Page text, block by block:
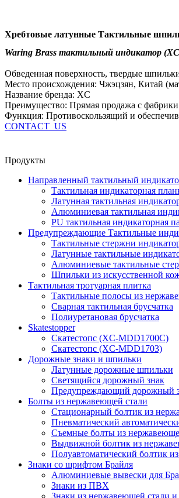
Хребтовые латунные Тактильные
Waring Brass тактильный индикатор
Обведенная поверхность, твердые
Место происхождения: Чжэцзян, Китай
Название бренда: XC
Преимущество: Прямая продажа с фабрики
Функция: Противоскользящий и
CONTACT_US
Продукты
Направленный тактильный
Тактильная индикаторная
Латунная тактильная
Алюминиевая тактильная
PU тактильная индикаторная
Предупреждающие Тактильные
Тактильные стержни
Латунные тактильные
Алюминиевые тактильные
Шпильки из искусственной
Тактильная тротуарная плитка
Тактильные полосы из
Сварная тактильная брусчатка
Полиуретановая брусчатка
Skatestopper
Скатестопс (XC-MDD1700C)
Скатестопс (XC-MDD1703)
Дорожные знаки и шпильки
Латунные дорожные шпильки
Светящийся дорожный знак
Предупреждающий дорожный
Болты из нержавеющей стали
Стационарный болтик из
Пневматический
Съемные болты из
Выдвижной болтик из
Полуавтоматический болтик
Знаки со шрифтом Брайля
Алюминиевые вывески для
Знаки из ПВХ